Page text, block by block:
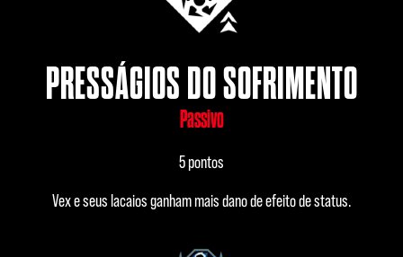
PRESSÁGIOS DO SOFRIMENTO
Passivo
5 pontos
Vex e seus lacaios ganham mais dano de efeito de status.